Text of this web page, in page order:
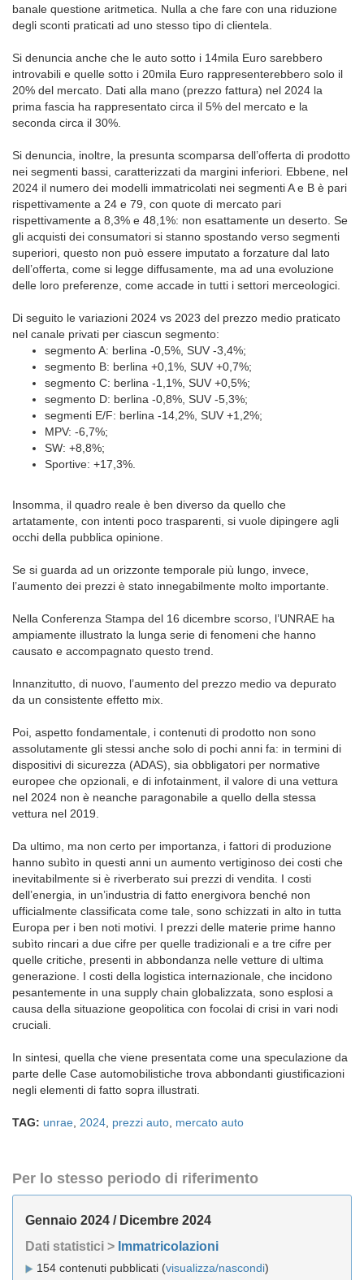
banale questione aritmetica. Nulla a che fare con una riduzione
degli sconti praticati ad uno stesso tipo di clientela.
Si denuncia anche che le auto sotto i 14mila Euro sarebbero
introvabili e quelle sotto i 20mila Euro rappresenterebbero solo il
20% del mercato. Dati alla mano (prezzo fattura) nel 2024 la
prima fascia ha rappresentato circa il 5% del mercato e la
seconda circa il 30%.
Si denuncia, inoltre, la presunta scomparsa dell’offerta di prodotto
nei segmenti bassi, caratterizzati da margini inferiori. Ebbene, nel
2024 il numero dei modelli immatricolati nei segmenti A e B è pari
rispettivamente a 24 e 79, con quote di mercato pari
rispettivamente a 8,3% e 48,1%: non esattamente un deserto. Se
gli acquisti dei consumatori si stanno spostando verso segmenti
superiori, questo non può essere imputato a forzature dal lato
dell’offerta, come si legge diffusamente, ma ad una evoluzione
delle loro preferenze, come accade in tutti i settori merceologici.
Di seguito le variazioni 2024 vs 2023 del prezzo medio praticato
nel canale privati per ciascun segmento:
segmento A: berlina -0,5%, SUV -3,4%;
segmento B: berlina +0,1%, SUV +0,7%;
segmento C: berlina -1,1%, SUV +0,5%;
segmento D: berlina -0,8%, SUV -5,3%;
segmenti E/F: berlina -14,2%, SUV +1,2%;
MPV: -6,7%;
SW: +8,8%;
Sportive: +17,3%.
Insomma, il quadro reale è ben diverso da quello che
artatamente, con intenti poco trasparenti, si vuole dipingere agli
occhi della pubblica opinione.
Se si guarda ad un orizzonte temporale più lungo, invece,
l’aumento dei prezzi è stato innegabilmente molto importante.
Nella Conferenza Stampa del 16 dicembre scorso, l’UNRAE ha
ampiamente illustrato la lunga serie di fenomeni che hanno
causato e accompagnato questo trend.
Innanzitutto, di nuovo, l’aumento del prezzo medio va depurato
da un consistente effetto mix.
Poi, aspetto fondamentale, i contenuti di prodotto non sono
assolutamente gli stessi anche solo di pochi anni fa: in termini di
dispositivi di sicurezza (ADAS), sia obbligatori per normative
europee che opzionali, e di infotainment, il valore di una vettura
nel 2024 non è neanche paragonabile a quello della stessa
vettura nel 2019.
Da ultimo, ma non certo per importanza, i fattori di produzione
hanno subìto in questi anni un aumento vertiginoso dei costi che
inevitabilmente si è riverberato sui prezzi di vendita. I costi
dell’energia, in un’industria di fatto energivora benché non
ufficialmente classificata come tale, sono schizzati in alto in tutta
Europa per i ben noti motivi. I prezzi delle materie prime hanno
subìto rincari a due cifre per quelle tradizionali e a tre cifre per
quelle critiche, presenti in abbondanza nelle vetture di ultima
generazione. I costi della logistica internazionale, che incidono
pesantemente in una supply chain globalizzata, sono esplosi a
causa della situazione geopolitica con focolai di crisi in vari nodi
cruciali.
In sintesi, quella che viene presentata come una speculazione da
parte delle Case automobilistiche trova abbondanti giustificazioni
negli elementi di fatto sopra illustrati.
TAG: unrae 2024 prezzi auto mercato auto
Per lo stesso periodo di riferimento
Gennaio 2024 / Dicembre 2024
Dati statistici > Immatricolazioni
154 contenuti pubblicati (visualizza/nascondi)